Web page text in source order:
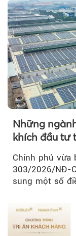
Những
khích đầu tư
Chính phủ vừa
303/2026/NĐ-
sung một số